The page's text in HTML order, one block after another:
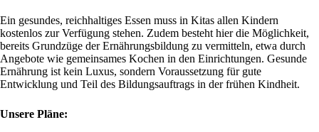
Ein gesundes, reichhaltiges Essen muss in Kitas allen Kindern
kostenlos zur Verfügung stehen. Zudem besteht hier die Möglichkeit,
bereits Grundzüge der Ernährungsbildung zu vermitteln, etwa durch
Angebote wie gemeinsames Kochen in den Einrichtungen. Gesunde
Ernährung ist kein Luxus, sondern Voraussetzung für gute
Entwicklung und Teil des Bildungsauftrags in der frühen Kindheit.
Unsere Pläne: